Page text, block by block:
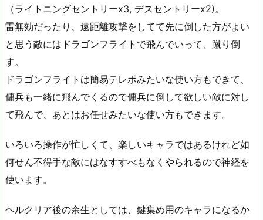
（ライトニングセントリーx3, デスセントリーx2)。
雷無効だったり、遠距離攻撃をしてて先に倒した方がよい
と思う敵にはドラゴンフライトで飛んでいって、蹴り倒
す。
ドラゴンフライトは簡易テレポみたいな使い方もできて、
傭兵も一緒に飛んでくるので傭兵に倒して欲しい敵に対し
て飛んで、あとはお任せみたいな使い方もできます。
いろいろ操作が忙しくて、楽しいキャラではあるけれど如
何せん不得手な敵にはなすすべもなくやられるので神経を
使います。
ヘルクリア後の余生としては、鍵集め用のキャラになるか